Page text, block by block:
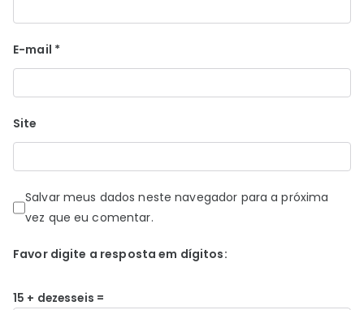
E-mail *
Site
Salvar meus dados neste navegador para a próxima
vez que eu comentar.
Favor digite a resposta em dígitos:
15 + dezesseis =